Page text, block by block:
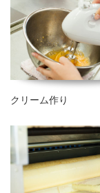
クリーム作り